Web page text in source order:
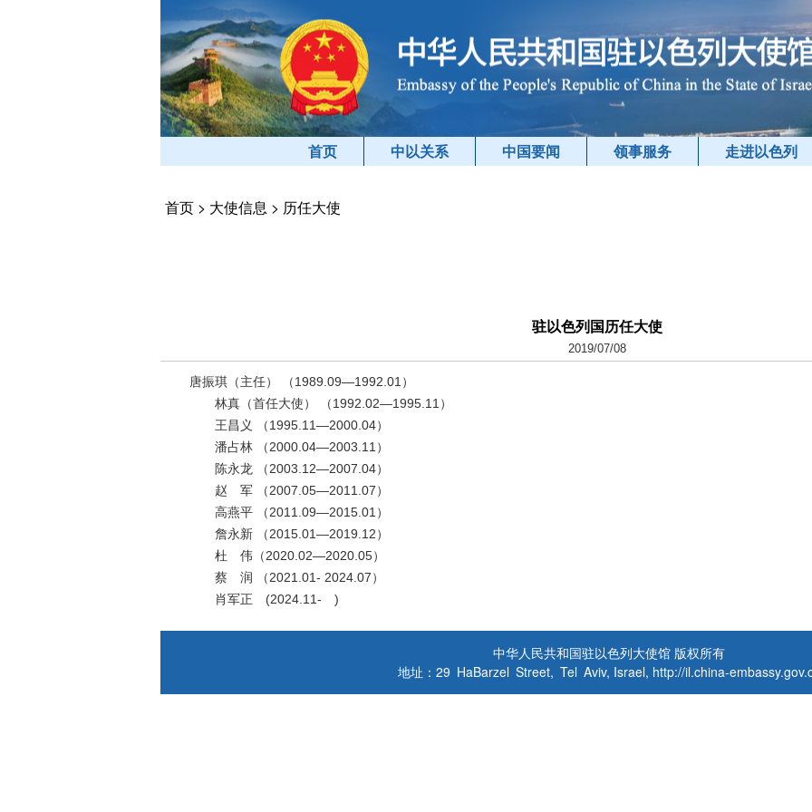
首页 中以关系 中国要闻 领事服务 走进以色列
首页> 大使信息 > 历任大使
驻以色列国历任大使
2019/07/08
唐振琪（主任） （1989.09—1992.01）
林真（首任大使） （1992.02—1995.11）
王昌义 （1995.11—2000.04）
潘占林 （2000.04—2003.11）
陈永龙 （2003.12—2007.04）
赵 军 （2007.05—2011.07）
高燕平 （2011.09—2015.01）
詹永新 （2015.01—2019.12）
杜 伟（2020.02—2020.05）
蔡 润 （2021.01- 2024.07）
肖军正 (2024.11- )
中华人民共和国驻以色列大使馆 版权所有
地址：29 HaBarzel Street, Tel Aviv, Israel, http://il.china-